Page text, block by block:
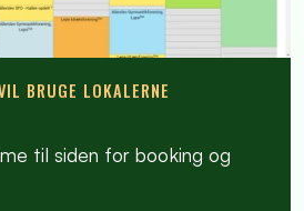
BRUGE LOKALERNE
til siden for booking og